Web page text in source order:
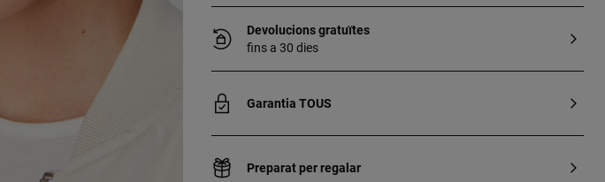
Devolucions gratuïtes
fins a 30 dies
Garantia TOUS
Preparat per regalar